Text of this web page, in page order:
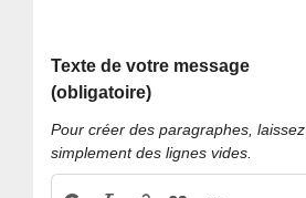
Texte de votre message
(obligatoire)
Pour créer des paragraphes, laissez
simplement des lignes vides.